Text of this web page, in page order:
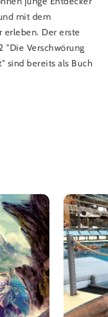
mit dem
erleben. Der erste
"Die Verschwörung
sind bereits als Buch